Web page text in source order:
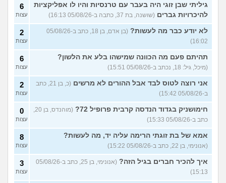
איך להסביר לה שאני רוצה
להיפרד?
(עידן, בן 27)
20
עצות
בעיות ביני לבית הזוג, מה
לעשות?
6
עצות
לא משלמת בדייטים
(אלי, בן
29)
9
עצות
יוצאת איתו היום לדייט ראשון 3
עצות
בטיילת או מועדון?
(רואי, בן
26)
8
עצות
לוקח אותי לדייטים גרועים
האם להמשיך?
(נטע, בת 21)
17
עצות
עוד שאלות חדשות במדור
גיליתי שבן זוגי היה בעבר עם טרנסיות והיו לו אפליקציות
להיכרויות גברים (שושנה, בת 37, כתבה ב-05/08/26 16:13)
6
עצות
לא יודע כבר מה לעשות?
(בן אדם, בן 18, כתב ב-05/08/26
16:02)
2
עצות
תהיתם פעם מה הכוונה שמישהו בלע את הלשון?
(מיכל, גיל: 18, נכתב ב-05/08/26 15:51)
6
עצות
אני רוצה לטוס לבד אבל ההורים לא מרשים
(כ, בן 21, כתב
ב-05/08/26 15:42)
2
עצות
חימושניק בגדוד הנדסה קרבית פרופיל 72?
כתב ב-05/08/26 15:33)
0
עצות
אמא של בת זוגתי הרימה עליה יד, מה לעשות?
(אנונימי, בן 22, כתב ב-05/08/26 15:22)
8
עצות
איך להכיר חברים בגיל הזה?
(אנונימי, בן 25, כתב ב-05/08/26
15:13)
3
עצות